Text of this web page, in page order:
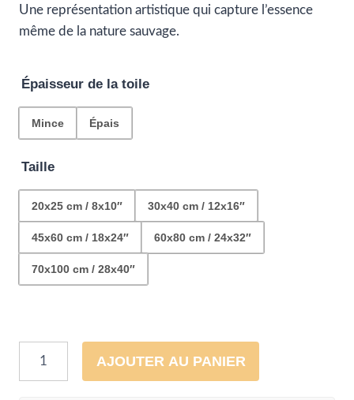
€29.99
à
Une représentation artistique qui capture l’essence
même de la nature sauvage.
Épaisseur de la toile
Mince Épais
Taille
20x25 cm / 8x10″ 30x40 cm / 12x16″
45x60 cm / 18x24″ 60x80 cm / 24x32″
70x100 cm / 28x40″
quantité
AJOUTER AU PANIER